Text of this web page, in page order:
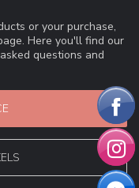
or your purchase,
Here you'll find our
questions and